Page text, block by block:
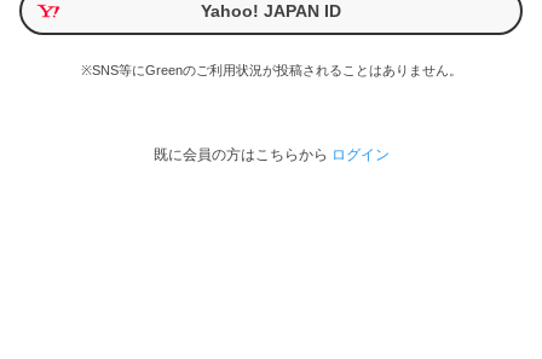
Yahoo! JAPAN ID
※SNS等にGreenのご利用状況が投稿されることはありません。
既に会員の方はこちらから ログイン